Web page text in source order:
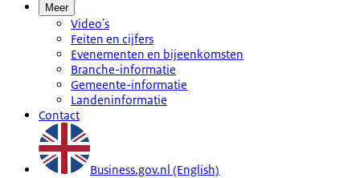
Meer
Video's
Feiten en cijfers
Evenementen en bijeenkomsten
Branche-informatie
Gemeente-informatie
Landeninformatie
Contact
Business.gov.nl (English)